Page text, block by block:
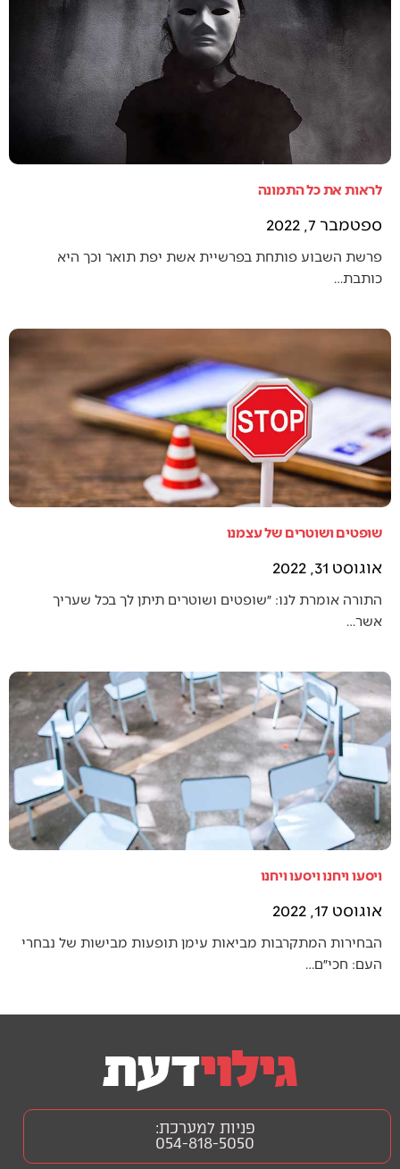
לראות את כל התמונה
ספטמבר 7, 2022
פרשת השבוע פותחת בפרשיית אשת יפת תואר וכך היא
כותבת…
שופטים ושוטרים של עצמנו
אוגוסט 31, 2022
התורה אומרת לנו: ״שופטים ושוטרים תיתן לך בכל שעריך
אשר…
ויסעו ויחנו ויסעו ויחנו
אוגוסט 17, 2022
הבחירות המתקרבות מביאות עימן תופעות מבישות של נבחרי
העם: חכי״ם…
פניות למערכת:
054-818-5050